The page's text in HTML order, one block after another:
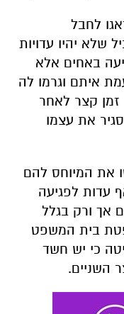
לחבל
יהיו עדויות
באחים אלא
איתם וגרמו לה
זמן קצר לאחר
את עצמו
את המיוחס להם
עדות לפגיעה
אך ורק בגלל
בית המשפט
כי יש חשד
השניים.